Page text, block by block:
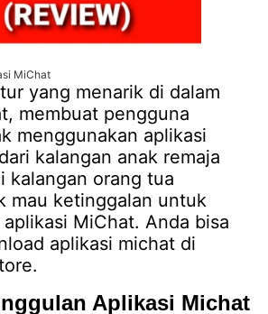
MiChat
yang menarik di dalam
membuat pengguna
menggunakan aplikasi
kalangan anak remaja
kalangan orang tua
mau ketinggalan untuk
MiChat. Anda bisa
aplikasi michat di
Aplikasi Michat